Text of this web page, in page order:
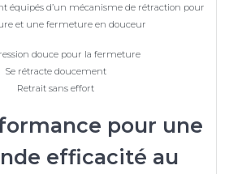
équipés d’un mécanisme de rétraction pour
et une fermeture en douceur
douce pour la fermeture
Se rétracte doucement
Retrait sans effort
pour une
efficacité au